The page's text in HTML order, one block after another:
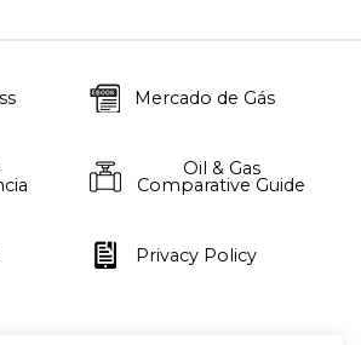
Mercado de Gás
Oil & Gas
Comparative Guide
Privacy Policy